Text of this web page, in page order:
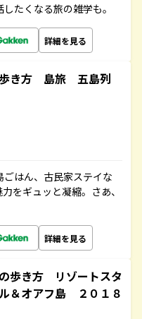
たくなる旅の雑学も。
詳細を見る
き方 島旅 五島列
はん、古民家ステイな
をギュッと凝縮。さあ、
詳細を見る
歩き方 リゾートスタ
＆オアフ島 ２０１８